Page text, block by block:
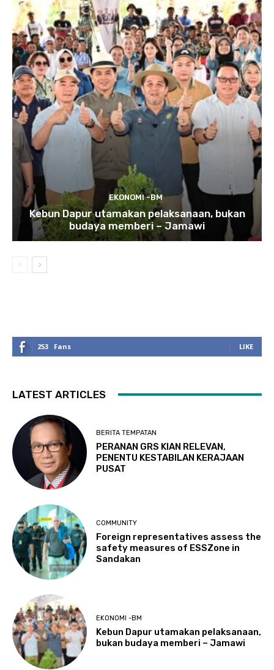
EKONOMI -BM
Kebun Dapur utamakan pelaksanaan, bukan
budaya memberi – Jamawi
253 Fans LIKE
LATEST ARTICLES
BERITA TEMPATAN
PERANAN GRS KIAN RELEVAN,
PENENTU KESTABILAN KERAJAAN
PUSAT
COMMUNITY
Foreign representatives assess the
safety measures of ESSZone in
Sandakan
EKONOMI -BM
Kebun Dapur utamakan pelaksanaan,
bukan budaya memberi – Jamawi